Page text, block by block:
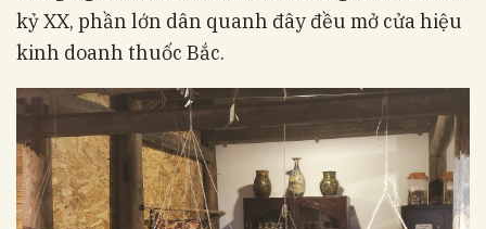
kỷ XX, phần lớn dân quanh đây đều mở cửa hiệu
kinh doanh thuốc Bắc.